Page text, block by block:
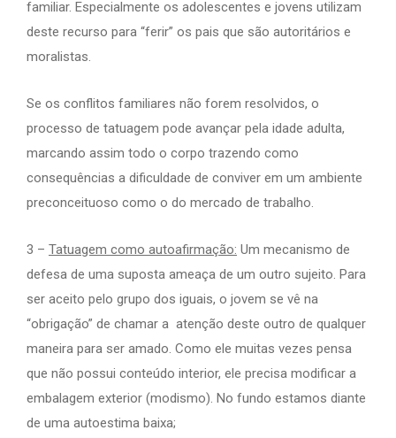
familiar. Especialmente os adolescentes e jovens utilizam
deste recurso para “ferir” os pais que são autoritários e
moralistas.
Se os conflitos familiares não forem resolvidos, o
processo de tatuagem pode avançar pela idade adulta,
marcando assim todo o corpo trazendo como
consequências a dificuldade de conviver em um ambiente
preconceituoso como o do mercado de trabalho.
3 – Tatuagem como autoafirmação: Um mecanismo de
defesa de uma suposta ameaça de um outro sujeito. Para
ser aceito pelo grupo dos iguais, o jovem se vê na
“obrigação” de chamar a atenção deste outro de qualquer
maneira para ser amado. Como ele muitas vezes pensa
que não possui conteúdo interior, ele precisa modificar a
embalagem exterior (modismo). No fundo estamos diante
de uma autoestima baixa;